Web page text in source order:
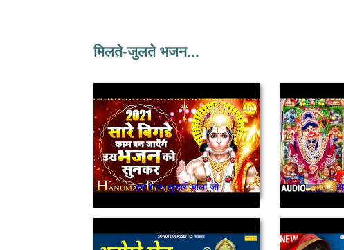
मिलते-जुलते भजन...
हम शरण तुम्हारी बाला जी